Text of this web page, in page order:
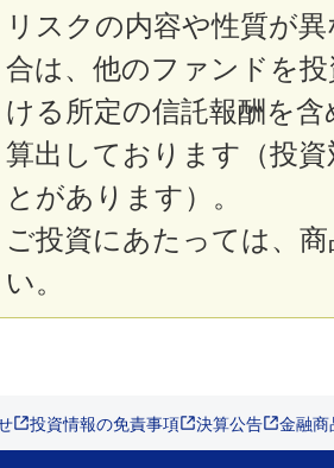
リスクの内容や性質が
合は、他のファンドを
ける所定の信託報酬を
算出しております（投
とがあります）。
ご投資にあたっては、
い。
投資情報の免責事項 決算公告 金融